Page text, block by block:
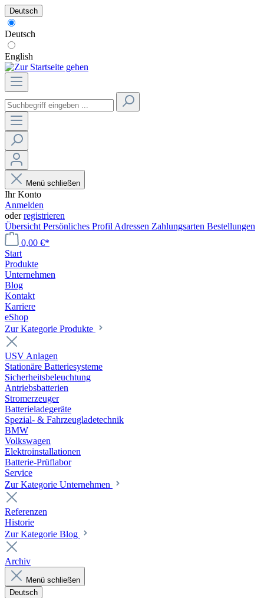
Deutsch
Deutsch
English
Menü schließen
Ihr Konto
Anmelden
oderregistrieren
Übersicht Persönliches Profil Adressen Zahlungsarten Bestellungen
0,00 €*
Start
Produkte
Unternehmen
Blog
Kontakt
Karriere
eShop
Zur Kategorie Produkte
USV Anlagen
Stationäre Batteriesysteme
Sicherheitsbeleuchtung
Antriebsbatterien
Stromerzeuger
Batterieladegeräte
Spezial- & Fahrzeugladetechnik
BMW
Volkswagen
Elektroinstallationen
Batterie-Prüflabor
Service
Zur Kategorie Unternehmen
Referenzen
Historie
Zur Kategorie Blog
Archiv
Menü schließen
Deutsch